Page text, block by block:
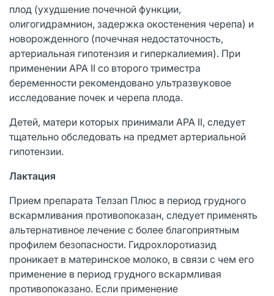
плод (ухудшение почечной функции,
олигогидрамнион, задержка окостенения черепа) и
новорожденного (почечная недостаточность,
артериальная гипотензия и гиперкалиемия). При
применении АРА II со второго триместра
беременности рекомендовано ультразвуковое
исследование почек и черепа плода.
Детей, матери которых принимали АРА II, следует
тщательно обследовать на предмет артериальной
гипотензии.
Лактация
Прием препарата Телзап Плюс в период грудного
вскармливания противопоказан, следует применять
альтернативное лечение с более благоприятным
профилем безопасности. Гидрохлоротиазид
проникает в материнское молоко, в связи с чем его
применение в период грудного вскармливая
противопоказано. Если применение